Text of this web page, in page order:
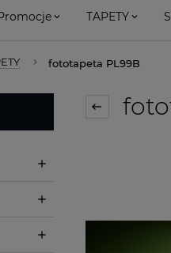
TAPETY
fototapeta PL99B